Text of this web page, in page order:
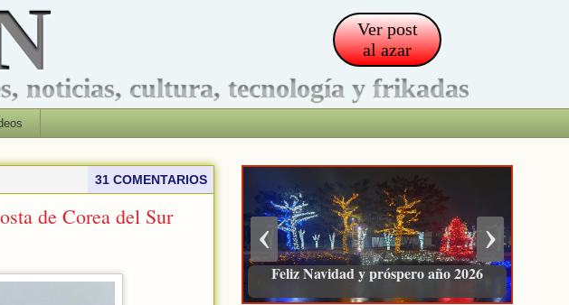
Ver post
al azar
noticias, cultura, tecnología y frikadas
31 COMENTARIOS
de Corea del Sur
Pacienzudo, newsletter sobre finanzas
e inversión
›
‹